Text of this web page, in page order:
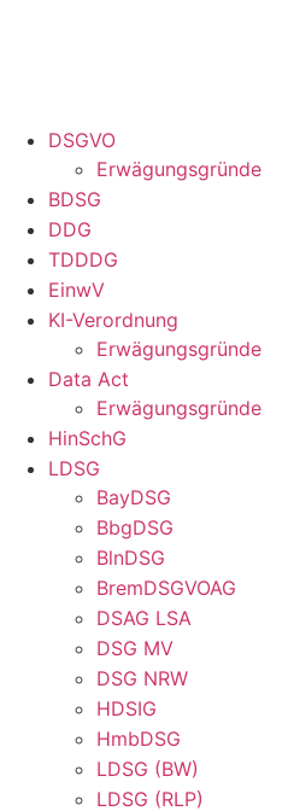
DSGVO
Erwägungsgründe
BDSG
DDG
TDDDG
EinwV
KI-Verordnung
Erwägungsgründe
Data Act
Erwägungsgründe
HinSchG
LDSG
BayDSG
BbgDSG
BlnDSG
BremDSGVOAG
DSAG LSA
DSG MV
DSG NRW
HDSIG
HmbDSG
LDSG (BW)
LDSG (RLP)